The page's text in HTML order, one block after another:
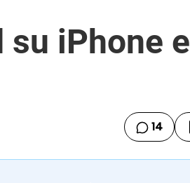
iPhone e
14